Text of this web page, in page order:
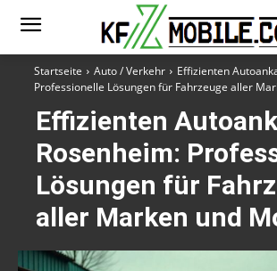
Startseite Auto / Verkehr
Effizienten
Professionelle Lösungen für Fahrzeuge aller
Effizienten
Rosenheim:
Lösungen für
aller Marken und